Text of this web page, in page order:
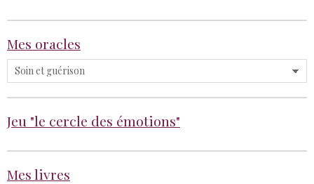
Mes oracles
Jeu "le cercle des émotions"
Mes livres